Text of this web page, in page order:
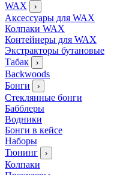
WAX
›
Аксессуары для WAX
Колпаки WAX
Контейнеры для WAX
Экстракторы бутановые
Табак
›
Backwoods
Бонги
›
Стеклянные бонги
Бабблеры
Водники
Бонги в кейсе
Наборы
Тюнинг
›
Колпаки